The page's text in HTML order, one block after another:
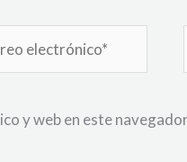
y web en este